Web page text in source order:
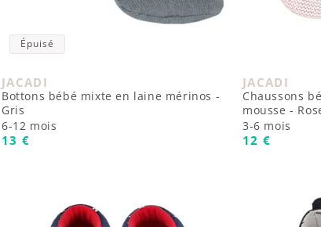
Épuisé
Fournisseur :
JACADI
Bottons bébé mixte en laine mérinos -
Gris
6-12 mois
Prix habituel
13 €
Fournisseur :
JACADI
Chaussons
mousse -
3-6 mois
Prix
12 €